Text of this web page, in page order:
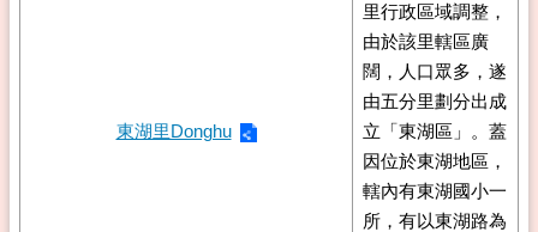
東湖里Donghu
里行政區域調整，
由於該里轄區廣
闊，人口眾多，遂
由五分里劃分出成
立「東湖區」。蓋
因位於東湖地區，
轄內有東湖國小一
所，有以東湖路為